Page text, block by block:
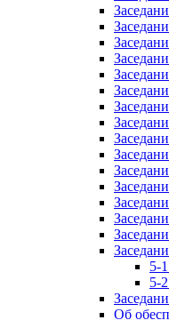
5-
5-
Об